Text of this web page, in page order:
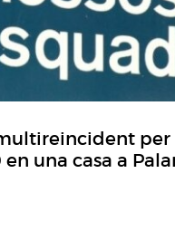
per
una casa a